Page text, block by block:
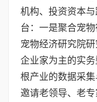
机构、投资资本
台：一是聚合宠
宠物经济研究院
企业家为主的实
根产业的数据采集
邀请老领导、老专